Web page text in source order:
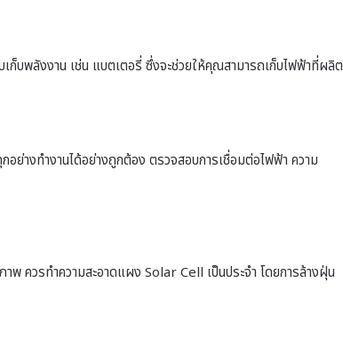
บพลังงาน เช่น แบตเตอรี่ ซึ่งจะช่วยให้คุณสามารถเก็บไฟฟ้าที่ผลิต
ย่างทำงานได้อย่างถูกต้อง ตรวจสอบการเชื่อมต่อไฟฟ้า ความ
พ ควรทำความสะอาดแผง Solar Cell เป็นประจำ โดยการล้างฝุ่น